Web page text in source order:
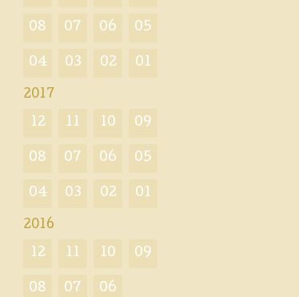
08 07 06 05
04 03 02 01
2017
12 11 10 09
08 07 06 05
04 03 02 01
2016
12 11 10 09
08 07 06